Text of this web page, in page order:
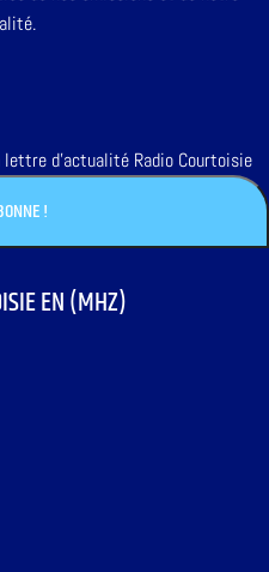
d'actualité Radio Courtoisie
EN (MHZ)